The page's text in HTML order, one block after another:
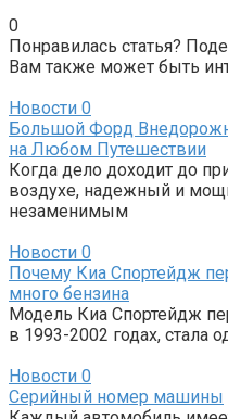
0
Понравилась статья?
Вам также может быть
Новости 0
Большой Форд
на Любом Путешествии
Когда дело доходит до
воздухе, надежный и
незаменимым
Новости 0
Почему Киа Спортейдж
много бензина
Модель Киа Спортейдж
в 1993-2002 годах, стала
Новости 0
Серийный номер машины